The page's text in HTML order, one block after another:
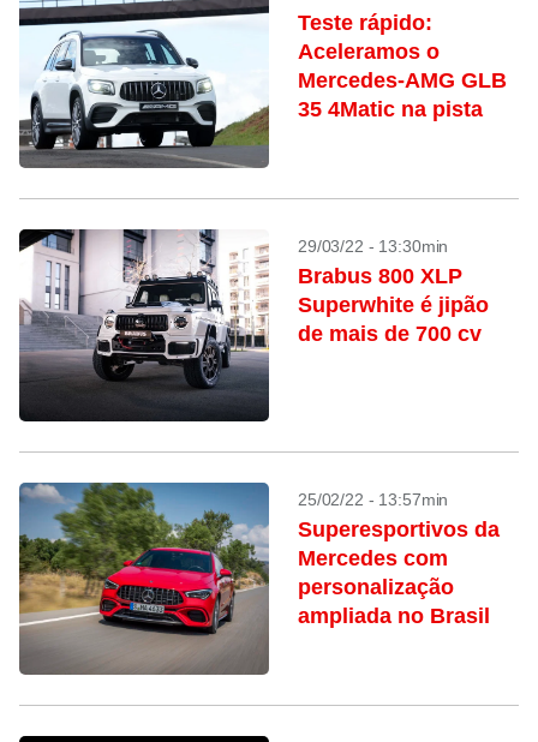
Teste rápido:
Aceleramos o
Mercedes-AMG GLB
35 4Matic na pista
29/03/22 - 13:30min
Brabus 800 XLP
Superwhite é jipão
de mais de 700 cv
25/02/22 - 13:57min
Superesportivos da
Mercedes com
personalização
ampliada no Brasil